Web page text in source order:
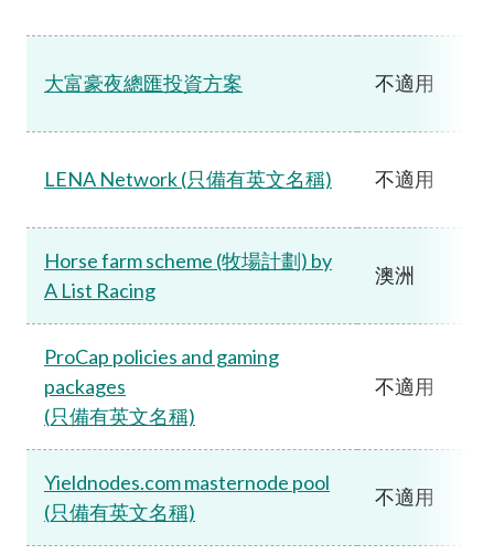
大富豪夜總匯投資方案 不適用
LENA Network (只備有英文名稱) 不適用
Horse farm scheme (牧場計劃) by
A List Racing
澳洲
ProCap policies and gaming
packages
(只備有英文名稱)
不適用
Yieldnodes.com masternode pool
(只備有英文名稱)
不適用